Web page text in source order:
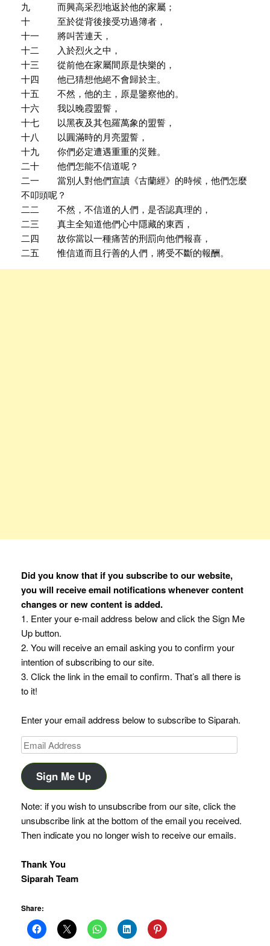
九 而興高采烈地返於他的家屬；
十 至於從背後接受功過簿者，
十一 將叫苦連天，
十二 入於烈火之中，
十三 從前他在家屬間原是快樂的，
十四 他已猜想他絕不會歸於主。
十五 不然，他的主，原是鑒察他的。
十六 我以晚霞盟誓，
十七 以黑夜及其包羅萬象的盟誓，
十八 以圓滿時的月亮盟誓，
十九 你們必定遭遇重重的災難。
二十 他們怎能不信道呢？
二一 當別人對他們宣讀《古蘭經》的時候，他們怎麼
不叩頭呢？
二二 不然，不信道的人們，是否認真理的，
二三 真主全知道他們心中隱藏的東西，
二四 故你當以一種痛苦的刑罰向他們報喜，
二五 惟信道而且行善的人們，將受不斷的報酬。
Did you know that if you subscribe to our website,
you will receive email notifications whenever content
changes or new content is added.
1. Enter your e-mail address below and click the Sign Me
Up button.
2. You will receive an email asking you to confirm your
intention of subscribing to our site.
3. Click the link in the email to confirm. That’s all there is
to it!
Enter your email address below to subscribe to Siparah.
Email
Address
Sign Me Up
Note: if you wish to unsubscribe from our site, click the
unsubscribe link at the bottom of the email you received.
Then indicate you no longer wish to receive our emails.
Thank You
Siparah Team
Share: